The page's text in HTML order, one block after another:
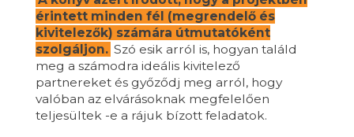
érintett minden fél (megrendelő és
kivitelezők) számára útmutatóként
szolgáljon. Szó esik arról is, hogyan találd
meg a számodra ideális kivitelező
partnereket és győződj meg arról, hogy
valóban az elvárásoknak megfelelően
teljesültek -e a rájuk bízott feladatok.